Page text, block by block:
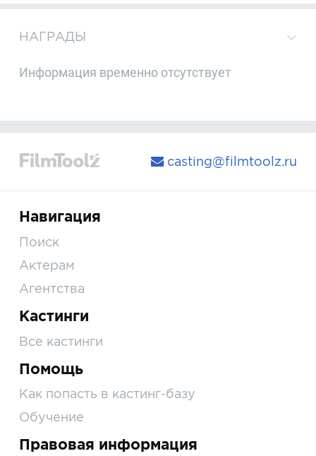
НАГРАДЫ
Информация временно отсутствует
casting@filmtoolz.ru
Навигация
Поиск
Актерам
Агентства
Кастинги
Все кастинги
Помощь
Как попасть в кастинг-базу
Обучение
Правовая информация